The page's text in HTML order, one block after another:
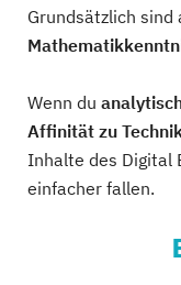
Grundsätzlich sind
Wenn du
Affinität zu
Inhalte des Digital
einfacher fallen.